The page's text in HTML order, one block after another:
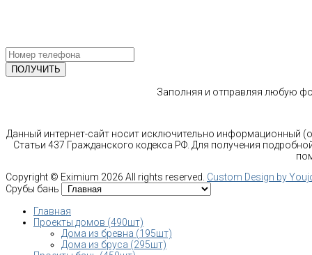
Заполняя и отправляя любую
Данный интернет-сайт носит исключительно информационный
Статьи 437 Гражданского кодекса РФ. Для получения
Copyright © Eximium 2026 All rights reserved. Custom Design by
Срубы бань
Главная
Проекты домов (490шт)
Дома из бревна (195шт)
Дома из бруса (295шт)